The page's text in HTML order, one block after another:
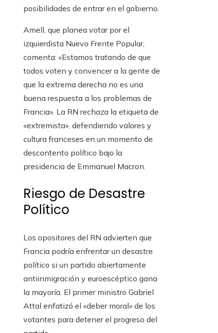
posibilidades de entrar en el gobierno.
Amell, que planea votar por el
izquierdista Nuevo Frente Popular,
comenta: «Estamos tratando de que
todos voten y convencer a la gente de
que la extrema derecha no es una
buena respuesta a los problemas de
Francia». La RN rechaza la etiqueta de
«extremista», defendiendo valores y
cultura franceses en un momento de
descontento político bajo la
presidencia de Emmanuel Macron.
Riesgo de Desastre
Político
Los opositores del RN advierten que
Francia podría enfrentar un desastre
político si un partido abiertamente
antiinmigración y euroescéptico gana
la mayoría. El primer ministro Gabriel
Attal enfatizó el «deber moral» de los
votantes para detener el progreso del